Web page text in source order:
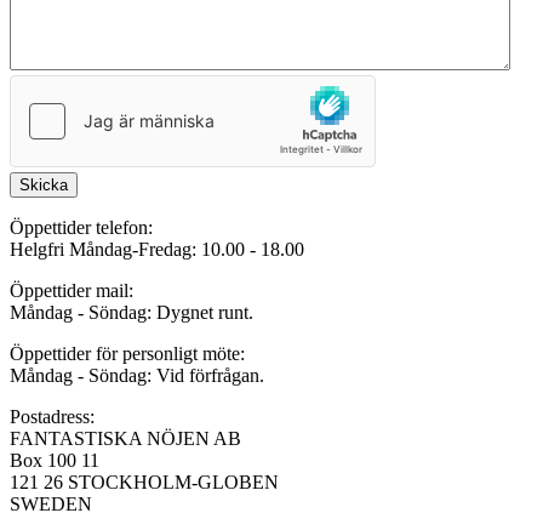
Skicka
Öppettider telefon:
Helgfri Måndag-Fredag: 10.00 - 18.00
Öppettider mail:
Måndag - Söndag: Dygnet runt.
Öppettider för personligt möte:
Måndag - Söndag: Vid förfrågan.
Postadress:
FANTASTISKA NÖJEN AB
Box 100 11
121 26 STOCKHOLM-GLOBEN
SWEDEN